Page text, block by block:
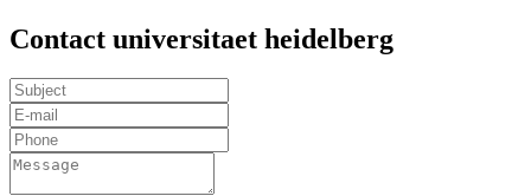
Contact universitaet heidelberg